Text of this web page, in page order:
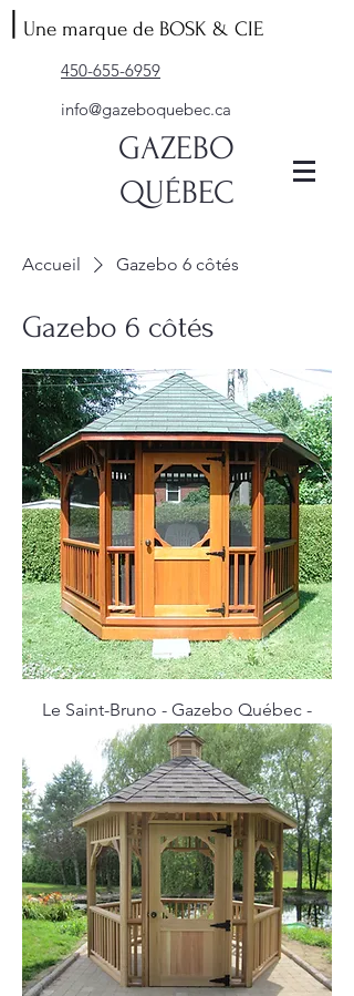
Une marque de BOSK & CIE
450-655-6959
info@gazeboquebec.ca
GAZEBO
QUÉBEC
Accueil Gazebo 6 côtés
Gazebo 6 côtés
Le Saint-Bruno - Gazebo Québec -